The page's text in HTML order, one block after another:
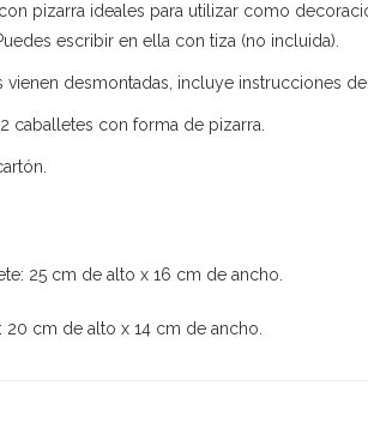
pizarra ideales para utilizar como
escribir en ella con tiza (no incluida).
vienen desmontadas, incluye instrucciones
2 caballetes con forma de pizarra.
25 cm de alto x 16 cm de ancho.
20 cm de alto x 14 cm de ancho.